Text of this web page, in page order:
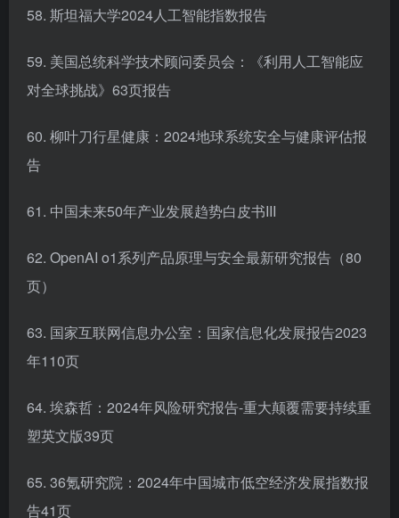
58. 斯坦福大学2024人工智能指数报告
59. 美国总统科学技术顾问委员会：《利用人工智能应
对全球挑战》63页报告
60. 柳叶刀行星健康：2024地球系统安全与健康评估报
告
61. 中国未来50年产业发展趋势白皮书III
62. OpenAI o1系列产品原理与安全最新研究报告（80
页）
63. 国家互联网信息办公室：国家信息化发展报告2023
年110页
64. 埃森哲：2024年风险研究报告-重大颠覆需要持续重
塑英文版39页
65. 36氪研究院：2024年中国城市低空经济发展指数报
告41页